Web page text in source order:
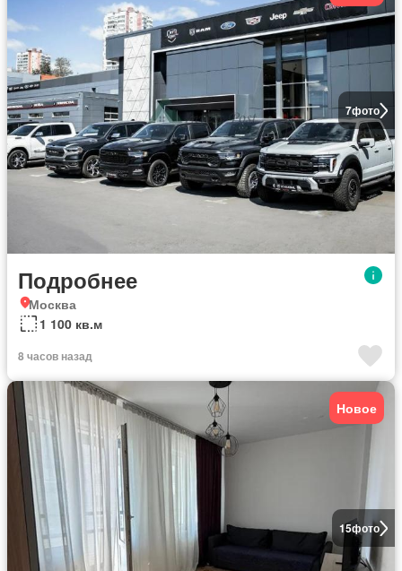
7фото
Подробнее
Москва
1 100 кв.м
8 часов назад
15фото
Новое